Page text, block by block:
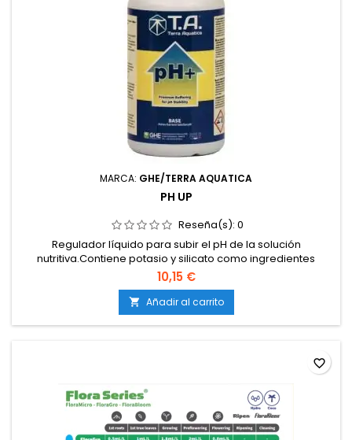
MARCA: GHE/TERRA AQUATICA
PH UP
Reseña(s): 0
Regulador líquido para subir el pH de la solución
nutritiva.Contiene potasio y silicato como ingredientes
activos.Adecuado para aguas de baja mineralización o
cultivo hidropónico.Estabiliza y mantiene el pH ajustado,
evitando fluctuaciones bruscas.Compatible con cualquier
sistema de cultivo en tierra, coco o hidroponía.
10,15 €
 Añadir al carrito
favorite_border